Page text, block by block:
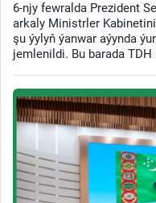
6-njy fewralda Prezident
arkaly Ministrler
şu ýylyň ýanwar aýynda
jemlenildi. Bu barada TDH